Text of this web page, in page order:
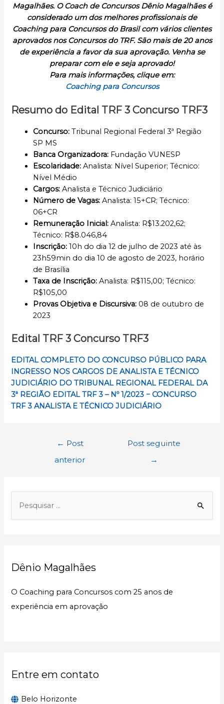
Magalhães. O Coach de Concursos Dênio Magalhães é
considerado um dos melhores profissionais de
Coaching para Concursos do Brasil com vários clientes
aprovados nos Concursos do TRF. São mais de 20 anos
de experiência a favor da sua aprovação. Venha se
preparar com ele e seja aprovado!
Para mais informações, clique em:
Coaching para Concursos
Resumo do Edital TRF 3 Concurso TRF3
Concurso:Tribunal Regional Federal 3ª Região
SP MS
Banca Organizadora: Fundação VUNESP
Escolaridade:Analista: Nível Superior; Técnico:
Nível Médio
Cargos:Analista e Técnico Judiciário
Número de Vagas:Analista: 15+CR; Técnico:
06+CR
Remuneração Inicial: Analista: R$13.202,62;
Técnico: R$8.046,84
Inscrição: 10h do dia 12 de julho de 2023 até às
23h59min do dia 10 de agosto de 2023, horário
de Brasília
Taxa de Inscrição:Analista: R$115,00; Técnico:
R$105,00
Provas Objetiva e Discursiva: 08 de outubro de
2023
Edital TRF 3 Concurso TRF3
EDITAL COMPLETO DO CONCURSO PÚBLICO PARA
INGRESSO NOS CARGOS DE ANALISTA E TÉCNICO
JUDICIÁRIO DO TRIBUNAL REGIONAL FEDERAL DA
3ª REGIÃO EDITAL TRF 3 – Nº 1/2023 − CONCURSO
TRF 3 ANALISTA E TÉCNICO JUDICIÁRIO
Navegação
← Post
anterior
Post seguinte
→
i
:
Dênio Magalhães
O Coaching para Concursos com 25 anos de
experiência em aprovação
Entre em contato
Belo Horizonte